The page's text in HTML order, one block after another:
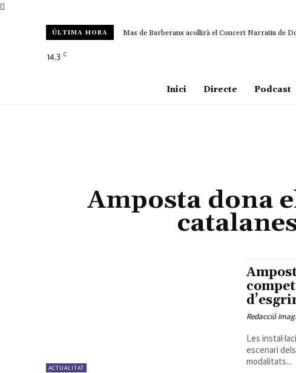
ÚLTIMA HORA Mas de Barberans acollirà el Concert Narratiu de
14.3 C
Inici Directe Podcast
Amposta dona
ACTUALITAT
Redacció
Les
escenari
modalitats...